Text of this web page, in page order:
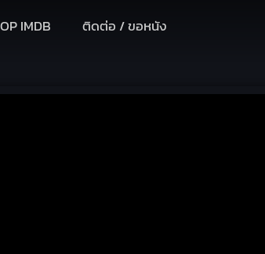
IMDB ติดต่อ / ขอหนัง